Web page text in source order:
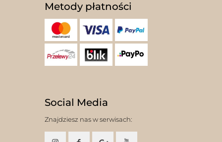
Metody płatności
Social Media
Znajdziesz nas w serwisach: